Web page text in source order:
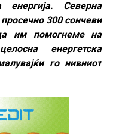
Северна
300 сончеви
им помогнеме на
енергетска
го нивниот